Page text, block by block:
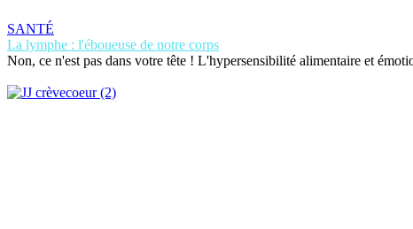
SANTÉ
La lymphe : l'éboueuse de notre corps
Non, ce n'est pas dans votre tête ! L'hypersensibilité alimentaire et